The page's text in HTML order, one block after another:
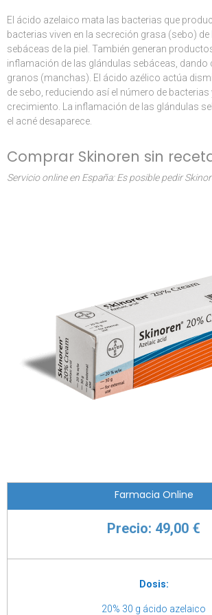
El ácido azelaico mata las bacterias que
bacterias viven en la secreción grasa (sebo)
sebáceas de la piel. También generan
inflamación de las glándulas sebáceas,
granos (manchas). El ácido azélico actúa
de sebo, reduciendo así el número de bacterias
crecimiento. La inflamación de las glándulas
el acné desaparece.
Comprar Skinoren sin
Servicio online en España: Es posible pedir
Farmacia Online
Precio: 49,00 €
Dosis:
20% 30 g ácido azelaico